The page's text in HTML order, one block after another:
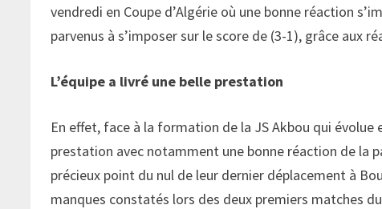
vendredi en Coupe d’Algérie où une bonne réaction
parvenus à s’imposer sur le score de (3-1), grâce aux
L’équipe a livré une belle prestation
En effet, face à la formation de la JS Akbou qui
prestation avec notamment une bonne réaction de la
précieux point du nul de leur dernier déplacement à
manques constatés lors des deux premiers matches